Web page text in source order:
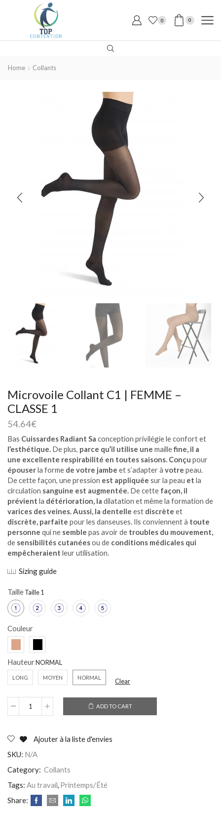
0 0
Home Collants
Microvoile Collant C1 | FEMME –
CLASSE 1
54.64€
Bas Cuissardes Radiant Sa conception privilégie le confort et
l’esthétique. De plus, parce qu’il utilise une maillefine, il a
une excellente respirabilité en toutes saisons. Conçu pour
épouserla forme de votre jambe et s’adapter à votre peau.
De cette façon, une pression est appliquée sur la peau et la
circulation sanguine est augmentée. De cette façon, il
prévient la détérioration, la dilatation et même la formation de
varices des veines. Aussi, la dentelle est discrète et
discrète, parfaite pour les danseuses. Ils conviennent à toute
personne qui ne semble pas avoir de troubles du mouvement,
de sensibilités cutanéesou de conditions médicales qui
empêcheraient leur utilisation.
Sizing guide
Taille
Couleur
Hauteur
LONG MOYEN NORMAL Clear
ADD TO CART
Ajouter à la liste d'envies
SKU: N/A
Category: Collants
Tags: Au travail, Printemps/Été
Share: